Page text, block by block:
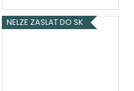
NELZE ZASLAT DO SK